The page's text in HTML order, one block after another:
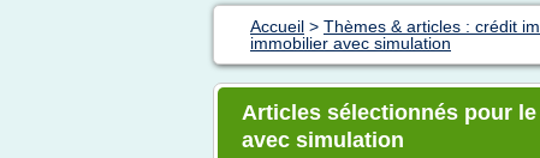
Accueil > Thèmes & articles : crédit
immobilier avec simulation
Articles sélectionnés pour
avec simulation